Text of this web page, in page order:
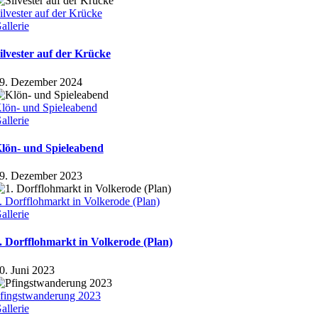
auf der Krücke
auf der Krücke
Dezember 2024
und Spieleabend
und Spieleabend
Dezember 2023
Dorfflohmarkt in Volkerode (Plan)
Dorfflohmarkt in Volkerode (Plan)
Juni 2023
2023